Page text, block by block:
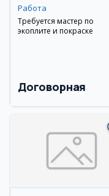
Работа
Требуется мастер по
экоплите и покраске
Договорная